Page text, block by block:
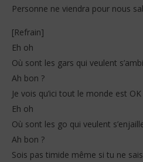
Personne ne viendra pour nous
[Refrain]
Eh oh
Où sont les gars qui veulent
Ah bon ?
Je vois qu’ici tout le monde est OK
Eh oh
Où sont les go qui veulent
Ah bon ?
Sois pas timide même si tu ne